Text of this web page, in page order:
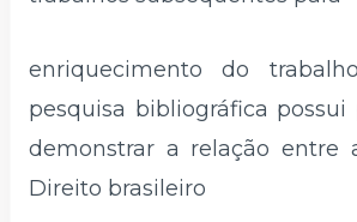
enriquecimento do
pesquisa bibliográfica
demonstrar a relação entre
Direito brasileiro